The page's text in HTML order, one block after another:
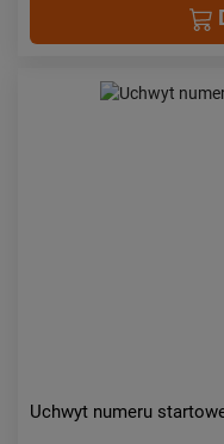
Uchwyt numeru